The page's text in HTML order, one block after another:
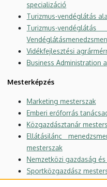
specializáció
Turizmus-vendéglátás
Turizmus-
Vidékfejlesztési
Business Administration
Mesterképzés
Marketing mesterszak
Emberi erőforrás
Közgazdásztanár
Ellátásilánc
mesterszak
Nemzetközi gazdaság
Sportközgazdász
Számvitel mesterszak